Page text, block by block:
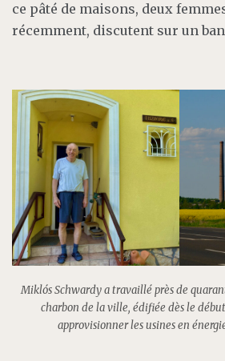
ce pâté de maisons, deux
récemment, discutent sur un
Miklós Schwardy a travaillé près de
charbon de la ville, édifiée dès le
approvisionner les usines en